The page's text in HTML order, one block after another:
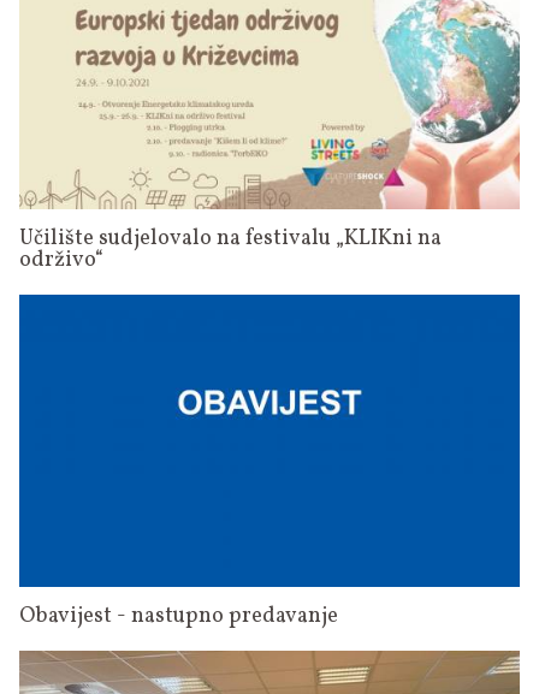
Učilište sudjelovalo na festivalu „KLIKni na
održivo“
Obavijest - nastupno predavanje